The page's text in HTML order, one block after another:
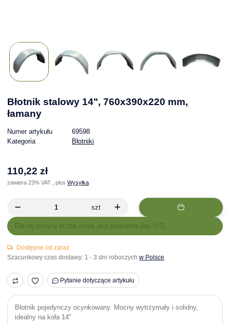
Błotnik stalowy 14", 760x390x220 mm,
łamany
Numer artykułu
69598
Kategoria
Błotniki
110,22 zł
zawiera 23% VAT , plus Wysyłka
szt
xDla tej pozycji liczba sztuk jest podzielna (np. 0,5).
Dostępne od zaraz
Szacunkowy czas dostawy: 1 - 3 dni roboczych w Polsce
Pytanie dotyczące artykułu
Błotnik pojedynczy ocynkowany. Mocny wytrzymały i solidny,
idealny na koła 14"